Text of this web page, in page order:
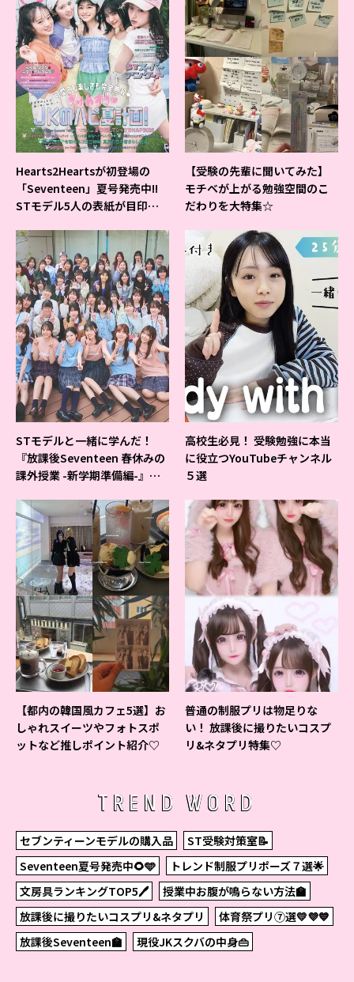
Hearts2Heartsが初登場の
「Seventeen」夏号発売中!!
STモデル5人の表紙が目印だ
【受験の先輩に聞いてみた】
モチベが上がる勉強空間のこ
だわりを大特集☆
STモデルと一緒に学んだ！
『放課後Seventeen 春休みの
課外授業 -新学期準備編-』イ
高校生必見！ 受験勉強に本当
に役立つYouTubeチャンネル
５選
【都内の韓国風カフェ5選】お
しゃれスイーツやフォトスポ
ットなど推しポイント紹介♡
普通の制服プリは物足りな
い！ 放課後に撮りたいコスプ
リ&ネタプリ特集♡
TREND WORD
セブンティーンモデルの購入品
ST受験対策室📝
Seventeen夏号発売中🌻🩵
トレンド制服プリポーズ７選🌟
文房具ランキングTOP5🖊
授業中お腹が鳴らない方法🏫
放課後に撮りたいコスプリ&ネタプリ
体育祭プリ⑦選💛💜💙
放課後Seventeen🏫
現役JKスクバの中身👜